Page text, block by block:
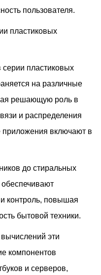
пользователя.
пластиковых
серии пластиковых
на различные
решающую роль в
и распределения
включают в
до стиральных
контроль, повышая
бытовой техники.
эти
компонентов
и серверов,